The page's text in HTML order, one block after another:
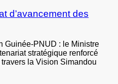
d’avancement des